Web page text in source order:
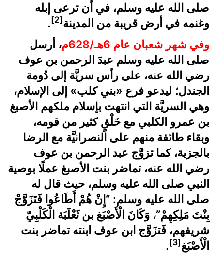
صلى الله عليه وسلم، في أن ترعى إبله
وغنمه في أرض قريبة من المدينة[2]
.
وفي شهر شعبان عام 6هـ/628م
، أرسل
صلى الله عليه وسلم عبدَ الرحمن بن عوف
رضي الله عنه، على رأس سريَّة إلى دُومة
الجندل؛ ليدعو فرع «بني كلب» إلى الإسلام،
وهي السريَّة التي انتهت بإسلام ملكهم الأصبغ
بن عمرو الكلبي مع خَلْقٍ كثير من قومه،
وبقاء طائفة منهم على النصرانيَّة مع الرضا
بالجزية، كما تزوَّج عبد الرحمن بن عوف
رضي الله عنه، تماضر بنت الأصبغ عملًا بوصية
النبي صلى الله عليه وسلم، حيث قال له
صلى الله عليه وسلم: “إِنْ هُمْ أَطَاعُوا فَتَزَوَّجْ
بِنْتَ مَلِكِهِمْ”، وَكَانَ الْأَصْبَغ بن ثَعْلَبَة الْكَلْبِيّ
شريفهم، فَتزَوَّج ابن عوف ابنته تماضر بنت
الْأَصْبَغ[3]
.